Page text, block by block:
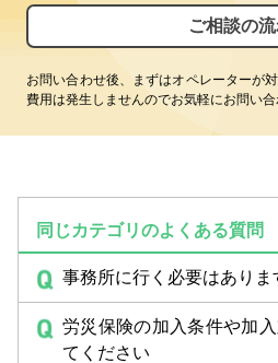
ご相談の
お問い合わせ後、まずはオペレーターが
費用は発生しませんのでお気軽にお問い合
同じカテゴリのよくある質問
事務所に行く必要はありま
労災保険の加入条件や加
てください